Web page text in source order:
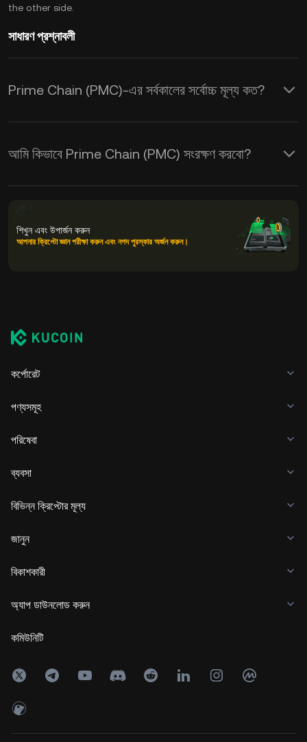
the other side.
সাধারণ প্রশ্নাবলী
Prime Chain (PMC)-এর সর্বকালের সর্বোচ্চ মূল্য কত?
আমি কিভাবে Prime Chain (PMC) সংরক্ষণ করবো?
শিখুন এবং উপার্জন করুন
আপনার ক্রিপ্টো জ্ঞান পরীক্ষা করুন এবং নগদ পুরস্কার অর্জন করুন।
কর্পোরেট
পণ্যসমূহ
পরিষেবা
ব্যবসা
বিভিন্ন ক্রিপ্টোর মূল্য
জানুন
বিকাশকারী
অ্যাপ ডাউনলোড করুন
কমিউনিটি